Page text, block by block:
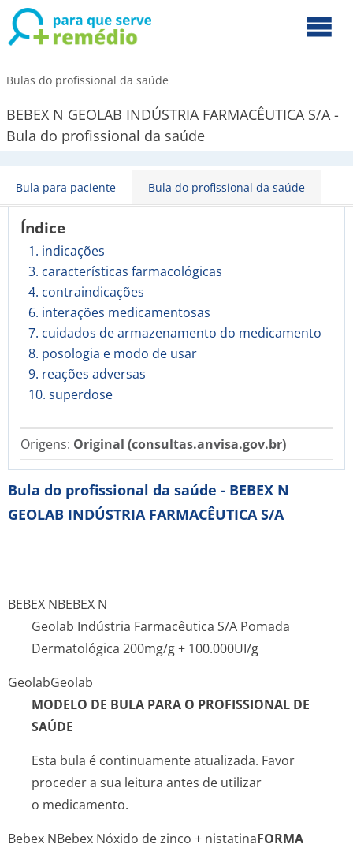
Bulas do profissional da saúde
BEBEX N GEOLAB INDÚSTRIA FARMACÊUTICA S/A -
Bula do profissional da saúde
Bula para paciente Bula do profissional da saúde
Índice
1. indicações
3. características farmacológicas
4. contraindicações
6. interações medicamentosas
7. cuidados de armazenamento do medicamento
8. posologia e modo de usar
9. reações adversas
10. superdose
Origens: Original (consultas.anvisa.gov.br)
Bula do profissional da saúde - BEBEX N
GEOLAB INDÚSTRIA FARMACÊUTICA S/A
BEBEX NBEBEX N
Geolab Indústria Farmacêutica S/A Pomada
Dermatológica 200mg/g + 100.000UI/g
GeolabGeolab
MODELO DE BULA PARA O PROFISSIONAL DE
SAÚDE
Esta bula é continuamente atualizada. Favor
proceder a sua leitura antes de utilizar
o medicamento.
Bebex NBebex Nóxido de zinco + nistatinaFORMA